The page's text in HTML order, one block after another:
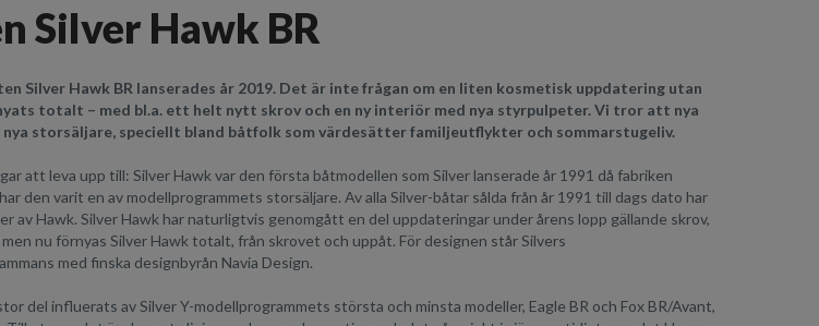
Silver Hawk BR
Silver Hawk BR lanserades år 2019. Det är inte frågan om en liten kosmetisk uppdatering utan
totalt – med bl.a. ett helt nytt skrov och en ny interiör med nya styrpulpeter. Vi tror att nya
nya storsäljare, speciellt bland båtfolk som värdesätter familjeutflykter och sommarstugeliv.
att leva upp till: Silver Hawk var den första båtmodellen som Silver lanserade år 1991 då fabriken
den varit en av modellprogrammets storsäljare. Av alla Silver-båtar sålda från år 1991 till dags dato har
av Hawk. Silver Hawk har naturligtvis genomgått en del uppdateringar under årens lopp gällande skrov,
nu förnyas Silver Hawk totalt, från skrovet och uppåt. För designen står Silvers
med finska designbyrån Navia Design.
del influerats av Silver Y-modellprogrammets största och minsta modeller, Eagle BR och Fox BR/Avant,